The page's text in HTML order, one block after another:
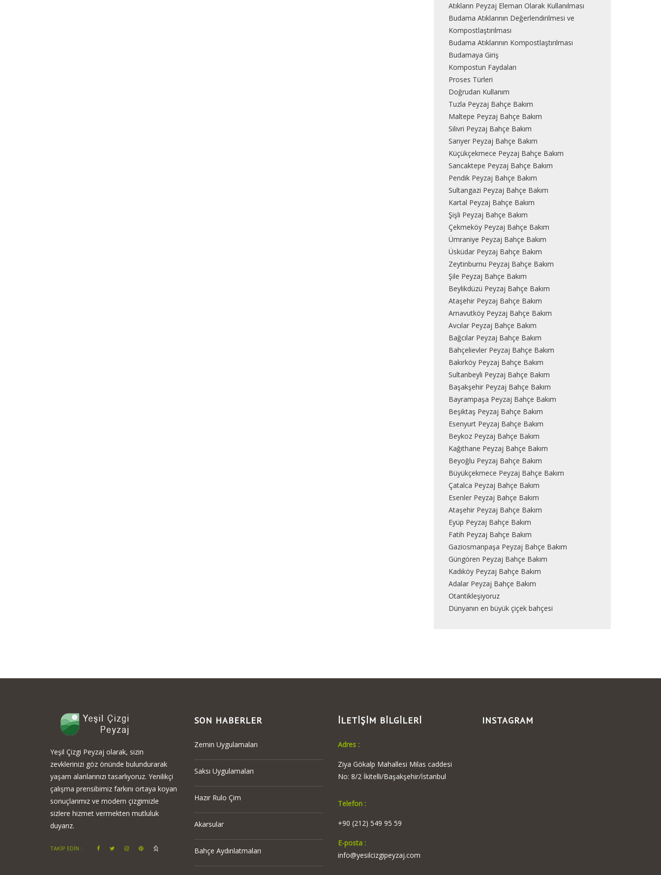
Atıkların Peyzaj Eleman Olarak Kullanılması
Budama Atıklarının Değerlendirilmesi ve
Kompostlaştırılması
Budama Atıklarının Kompostlaştırılması
Budamaya Giriş
Kompostun Faydaları
Proses Türleri
Doğrudan Kullanım
Tuzla Peyzaj Bahçe Bakım
Maltepe Peyzaj Bahçe Bakım
Silivri Peyzaj Bahçe Bakım
Sarıyer Peyzaj Bahçe Bakım
Küçükçekmece Peyzaj Bahçe Bakım
Sancaktepe Peyzaj Bahçe Bakım
Pendik Peyzaj Bahçe Bakım
Sultangazi Peyzaj Bahçe Bakım
Kartal Peyzaj Bahçe Bakım
Şişli Peyzaj Bahçe Bakım
Çekmeköy Peyzaj Bahçe Bakım
Ümraniye Peyzaj Bahçe Bakım
Üsküdar Peyzaj Bahçe Bakım
Zeytinburnu Peyzaj Bahçe Bakım
Şile Peyzaj Bahçe Bakım
Beylikdüzü Peyzaj Bahçe Bakım
Ataşehir Peyzaj Bahçe Bakım
Arnavutköy Peyzaj Bahçe Bakım
Avcılar Peyzaj Bahçe Bakım
Bağcılar Peyzaj Bahçe Bakım
Bahçelievler Peyzaj Bahçe Bakım
Bakırköy Peyzaj Bahçe Bakım
Sultanbeyli Peyzaj Bahçe Bakım
Başakşehir Peyzaj Bahçe Bakım
Bayrampaşa Peyzaj Bahçe Bakım
Beşiktaş Peyzaj Bahçe Bakım
Esenyurt Peyzaj Bahçe Bakım
Beykoz Peyzaj Bahçe Bakım
Kağıthane Peyzaj Bahçe Bakım
Beyoğlu Peyzaj Bahçe Bakım
Büyükçekmece Peyzaj Bahçe Bakım
Çatalca Peyzaj Bahçe Bakım
Esenler Peyzaj Bahçe Bakım
Ataşehir Peyzaj Bahçe Bakım
Eyüp Peyzaj Bahçe Bakım
Fatih Peyzaj Bahçe Bakım
Gaziosmanpaşa Peyzaj Bahçe Bakım
Güngören Peyzaj Bahçe Bakım
Kadıköy Peyzaj Bahçe Bakım
Adalar Peyzaj Bahçe Bakım
Otantikleşiyoruz
Dünyanın en büyük çiçek bahçesi
Yeşil Çizgi Peyzaj olarak, sizin
zevklerinizi göz önünde bulundurarak
yaşam alanlarınızı tasarlıyoruz. Yenilikçi
çalışma prensibimiz farkını ortaya koyan
sonuçlarımız ve modern çizgimizle
sizlere hizmet vermekten mutluluk
duyarız.
TAKİP EDİN :
SON HABERLER
Zemin Uygulamaları
Saksı Uygulamaları
Hazır Rulo Çim
Akarsular
Bahçe Aydınlatmaları
İLETİŞİM BİLGİLERİ
Adres :
Ziya Gökalp Mahallesi Milas caddesi
No: 8/2 İkitelli/Başakşehir/İstanbul
Telefon :
+90 (212) 549 95 59
E-posta :
info@yesilcizgipeyzaj.com
INSTAGRAM